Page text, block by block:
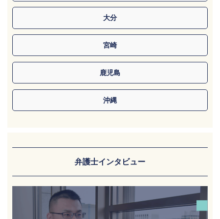
大分
宮崎
鹿児島
沖縄
弁護士インタビュー